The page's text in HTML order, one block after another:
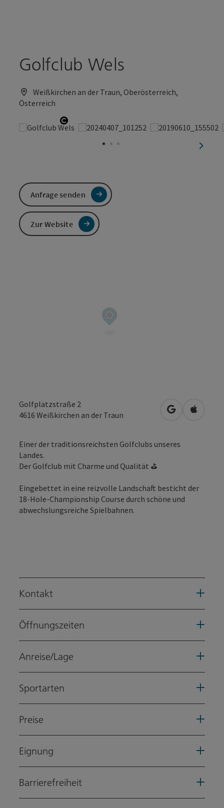
Golfclub Wels
Weißkirchen an der Traun, Oberösterreich,
Österreich
Copyright öffnen
Golfplatzstraße 2
4616 Weißkirchen an der Traun in Google
in
Einer der traditionsreichsten Golfclubs unseres
Landes.
Der Golfclub mit Charme und Qualität ⛳️
Eingebettet in eine reizvolle Landschaft besticht der
18-Hole-Championship Course durch schöne und
abwechslungsreiche Spielbahnen.
Kontakt
Öffnungszeiten
Anreise/Lage
Sportarten
Preise
Eignung
Barrierefreiheit
Anfrage senden
Zur Website